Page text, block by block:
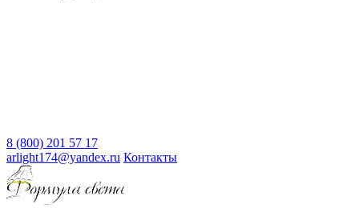
8 (800) 201 57 17
arlight174@yandex.ru Контакты